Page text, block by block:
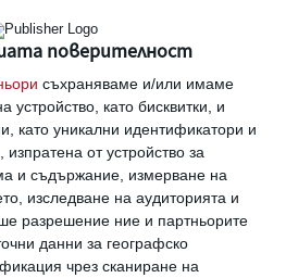
поверителност
съхраняваме и/или имаме
като бисквитки, и
като уникални идентификатори и
от устройство за
и съдържание, измерване на
изследване на аудиторията и
разрешение ние и партньорите
данни за географско
чрез сканиране на
(все още няма
с последния ден от
на последната
ще бъде последна за
се подготвя за
- за бременност, така че
се започне броенето от